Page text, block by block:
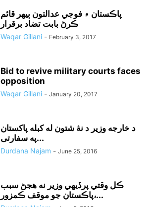
پاڪستان ۾ فوجي عدالتون ٻيهر قائم
ڪرڻ بابت تضاد برقرار
Waqar Gillani - February 3, 2017
Bid to revive military courts faces
opposition
Waqar Gillani - January 20, 2017
د خارجه وزير د نۀ شتون له کبله پاکستان
په سفارتى...
Durdana Najam - June 25, 2016
ڪل وقتي پرڏيهي وزير نه هجڻ سبب
پاڪستان جو موقف ڪمزور،...